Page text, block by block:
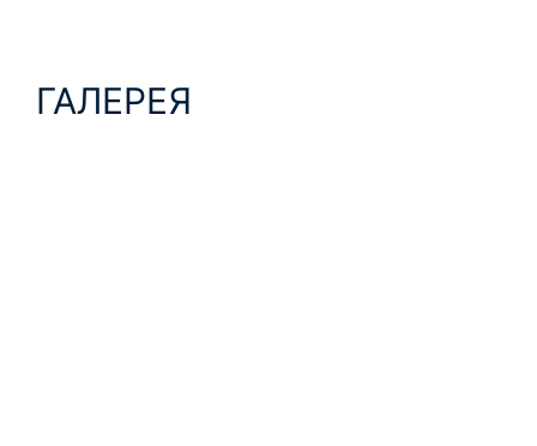
ГАЛЕРЕЯ